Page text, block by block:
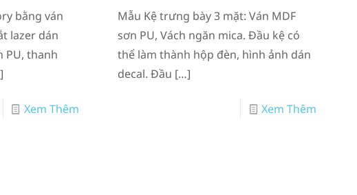
bằng ván
lazer dán
PU, thanh
Xem Thêm
Mẫu Kệ trưng bày 3 mặt: Ván MDF
sơn PU, Vách ngăn mica. Đầu kệ có
thể làm thành hộp đèn, hình ảnh dán
decal. Đầu […]
Xem Thêm